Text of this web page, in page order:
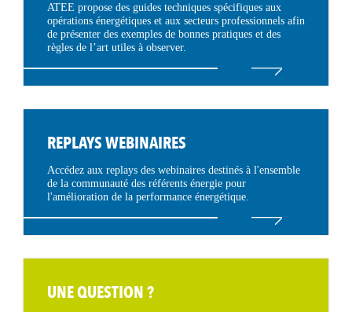
ATEE propose des guides techniques spécifiques aux
opérations énergétiques et aux secteurs professionnels afin
de présenter des exemples de bonnes pratiques et des
règles de l’art utiles à observer.
REPLAYS WEBINAIRES
Accédez aux replays des webinaires destinés à l'ensemble
de la communauté des référents énergie pour
l'amélioration de la performance énergétique.
UNE QUESTION ?